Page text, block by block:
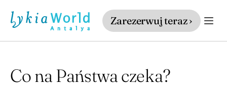
Co na Państwa czeka?
Zarezerwuj teraz ›